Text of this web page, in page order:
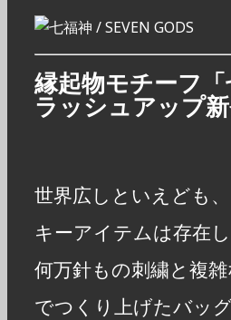
縁起物モチーフ
ラッシュアップ
世界広しといえども
キーアイテムは存在
何万針もの刺繍と複
でつくり上げたバッグ